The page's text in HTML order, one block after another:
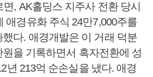
, AK홀딩스 지주사 전환 당시
애경유화 주식 24만7,000주를
다. 애경개발은 이 거래 덕분
을 기록하면서 흑자전환에 성
년 213억 순손실을 냈다. 애경